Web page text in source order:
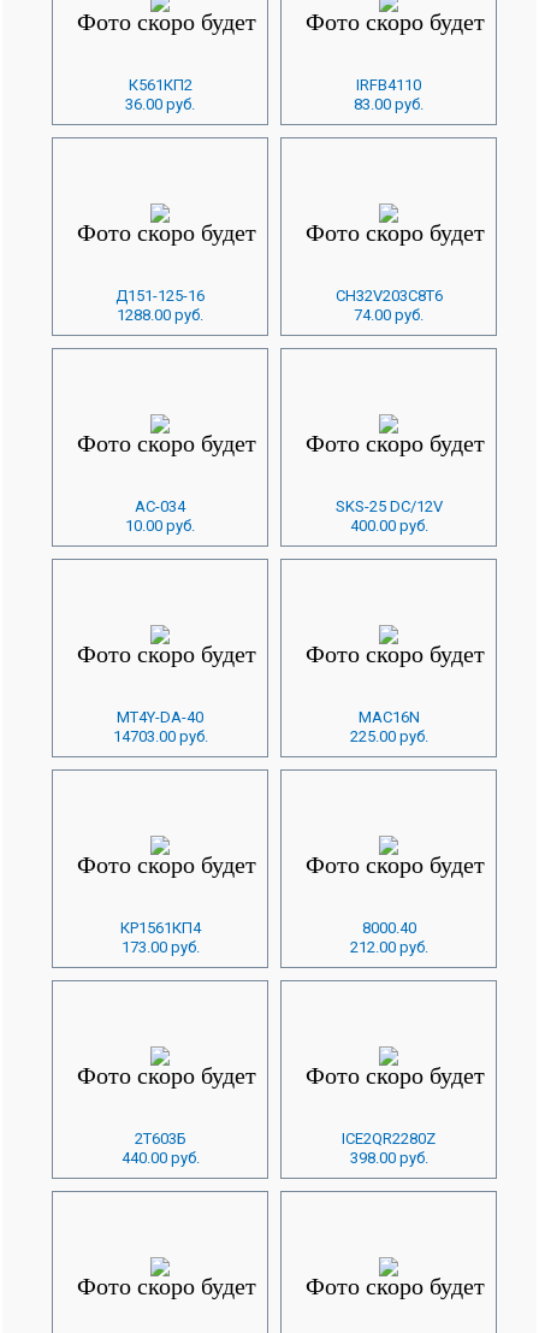
К561КП2
36.00 руб.
IRFB4110
83.00 руб.
Д151-125-16
1288.00 руб.
CH32V203C8T6
74.00 руб.
AC-034
10.00 руб.
SKS-25 DC/12V
400.00 руб.
MT4Y-DA-40
14703.00 руб.
MAC16N
225.00 руб.
КР1561КП4
173.00 руб.
8000.40
212.00 руб.
2Т603Б
440.00 руб.
ICE2QR2280Z
398.00 руб.